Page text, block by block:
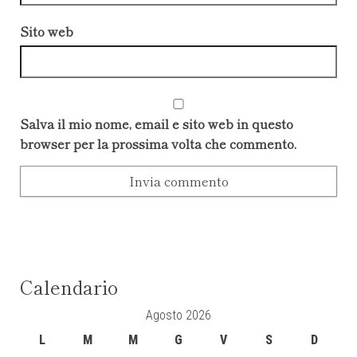
Sito web
Salva il mio nome, email e sito web in questo
browser per la prossima volta che commento.
Calendario
Agosto 2026
L
M M G V S D